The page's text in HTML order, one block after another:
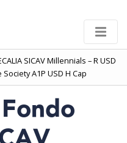
SICAV Millennials – R USD
A1P USD H Cap